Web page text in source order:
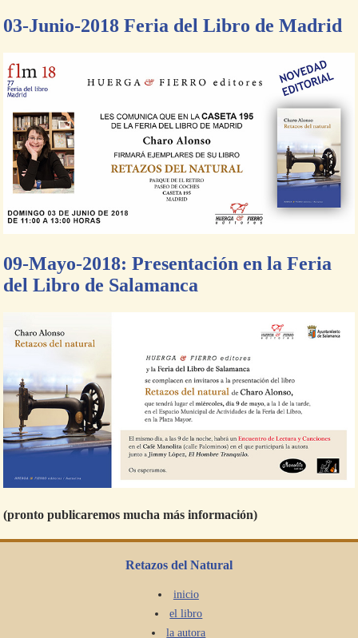
03-Junio-2018 Feria del Libro de Madrid
09-Mayo-2018: Presentación en la Feria
del Libro de Salamanca
(pronto publicaremos mucha más información)
Retazos del Natural
inicio
el libro
la autora